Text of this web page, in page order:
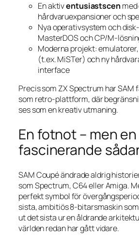
En aktiventusiastscenmed
hårdvaru­expansioner och
Nya operativsystem och
MasterDOS och CP/M-
Moderna projekt:
(t.ex. MiSTer) och ny
interface
Precis som ZX Spectrum har SAM
som retro-plattform, där
ses som en kreativ utmaning.
En fotnot – men en
fascinerande
SAM Coupé ändrade aldrig
som Spectrum, C64 eller Amiga.
perfekt symbol för
sista, ambitiös 8-bitarsmaskin
ut det sista ur en åldrande
världen redan har gått vidare.